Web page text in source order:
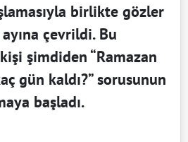
birlikte gözler
çevrildi. Bu
şimdiden “Ramazan
gün kaldı?” sorusunun
başladı.